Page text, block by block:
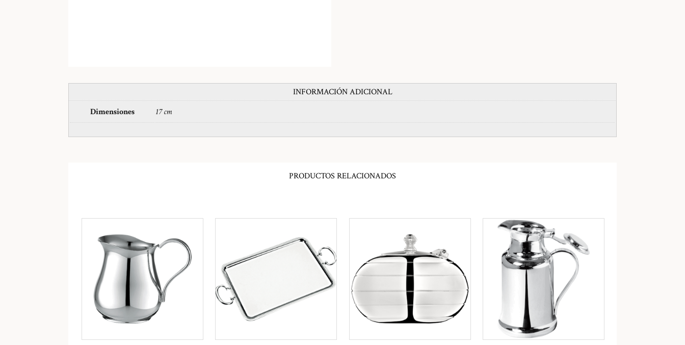
INFORMACIÓN ADICIONAL
Dimensiones
17 cm
PRODUCTOS RELACIONADOS